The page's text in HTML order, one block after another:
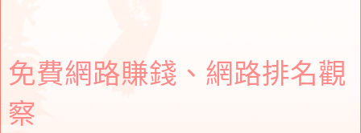
免費網路賺錢、網路排名觀
察